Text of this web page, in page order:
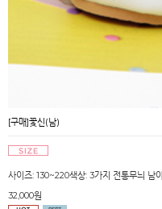
[구매]꽃신(남)
사이즈: 130~220색상: 3가지 전통무늬 남
32,000원